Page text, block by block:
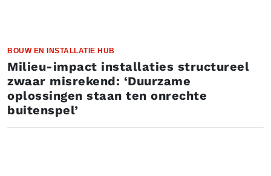
BOUW EN INSTALLATIE HUB
Milieu-impact installaties structureel
zwaar misrekend: ‘Duurzame
oplossingen staan ten onrechte
buitenspel’